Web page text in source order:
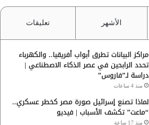
الأشهر تعليقات
مراكز البيانات تطرق أبواب أفريقيا.. والكهرباء
تحدد الرابحين في عصر الذكاء الاصطناعي |
دراسة لـ”فاروس”
منذ 4 ساعات
لماذا تصنع إسرائيل صورة مصر كخطر عسكري..
“ماعت” تكشف الأسباب | فيديو
منذ 17 ساعة